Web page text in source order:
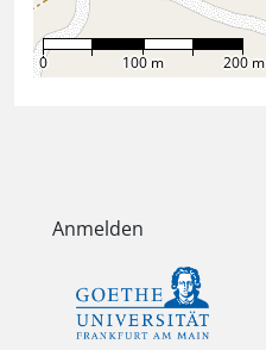
0 100 m 200 m
Anmelden